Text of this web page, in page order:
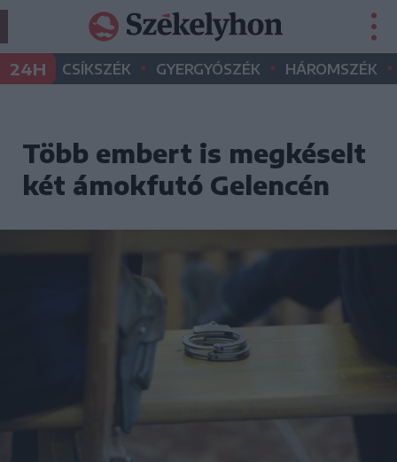
24H CSÍKSZÉK • GYERGYÓSZÉK • HÁROMSZÉK •
Több embert is megkéselt
két ámokfutó Gelencén